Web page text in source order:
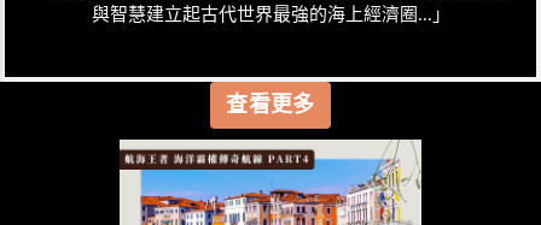
與智慧建立起古代世界最強的海上經濟圈...」
查看更多